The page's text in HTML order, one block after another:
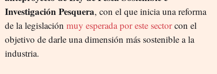
Investigación Pesquera, con el que inicia una reforma
de la legislación muy esperada por este sectorcon el
objetivo de darle una dimensión más sostenible a la
industria.